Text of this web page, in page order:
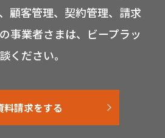
顧客管理、契約管理、請求
事業者さまは、ビープラッ
ください。
料請求をする